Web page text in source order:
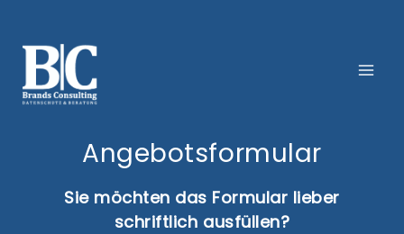
Inhalt
springen
Angebotsformular
Sie möchten das Formular lieber
schriftlich ausfüllen?